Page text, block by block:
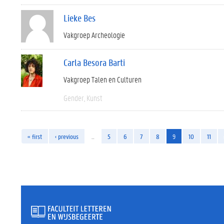
Lieke Bes
Vakgroep Archeologie
Carla Besora Barti
Vakgroep Talen en Culturen
Gender Kunst
« first ‹ previous 5 6 7 8 9 10 11